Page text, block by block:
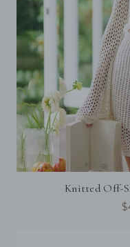
Knitted Off-